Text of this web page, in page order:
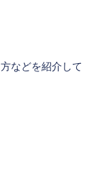
などを紹介して